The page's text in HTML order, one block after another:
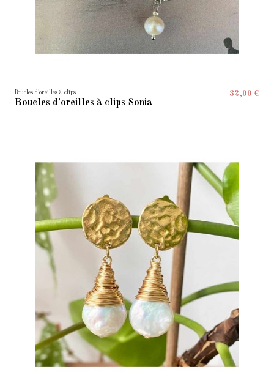
Boucles d'oreilles à clips
Boucles d'oreilles à clips Sonia
32,00 €